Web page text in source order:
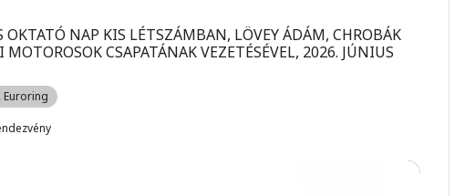
OKTATÓ NAP KIS LÉTSZÁMBAN, LÖVEY ÁDÁM, CHROBÁK
MOTOROSOK CSAPATÁNAK VEZETÉSÉVEL, 2026. JÚNIUS
Euroring